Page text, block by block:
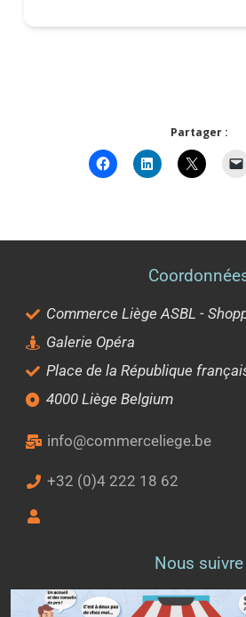
Partager :
Commerce Liège ASBL -
Galerie Opéra
Place de la République
4000 Liège Belgium
info@commerceliege.be
+32 (0)4 222 18 62
Nous suivre